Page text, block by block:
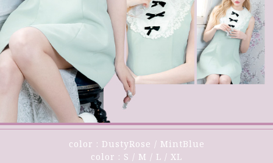
color : DustyRose / MintBlue
color : S / M / L / XL